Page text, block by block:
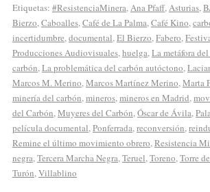
Etiquetas: #ResistenciaMinera,Ana Pfaff,Asturias,
Bierzo,Caboalles,Café de La Palma,Café Kino,
incertidumbre,documental,El Bierzo,Fabero,
Producciones Audiovisuales,huelga,La metáfora
carbón,La problemática del carbón autóctono,
Marcos M. Merino,Marcos Martínez Merino,Marta
minería del carbón,mineros,mineros en Madrid,
del Carbón,Muyeres del Carbón,Óscar de Ávila,
película documental,Ponferrada,reconversión,
Remine el último movimiento obrero,Resistencia
negra,Tercera Marcha Negra,Teruel,Toreno,Torre
Turón,Villablino